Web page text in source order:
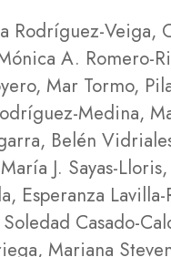
Rodríguez-Veiga,
A. Romero-
Mar Tormo,
Medina,
Belén
J. Sayas-
Esperanza
Casado-
Mariana